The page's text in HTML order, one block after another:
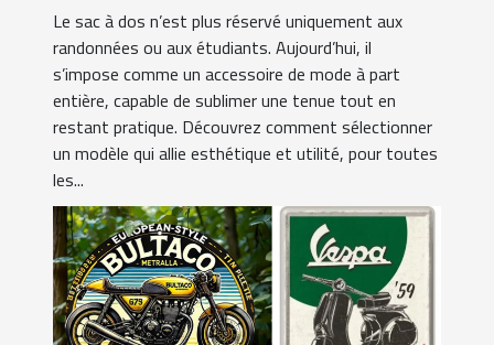
Le sac à dos n’est plus réservé uniquement aux
randonnées ou aux étudiants. Aujourd’hui, il
s’impose comme un accessoire de mode à part
entière, capable de sublimer une tenue tout en
restant pratique. Découvrez comment sélectionner
un modèle qui allie esthétique et utilité, pour toutes
les...